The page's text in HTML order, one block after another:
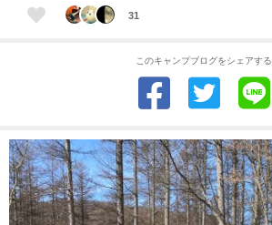
31
このキャンプブログをシェアする